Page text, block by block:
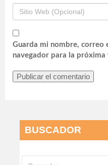
Guarda mi nombre, correo
navegador para la próxima
BUSCADOR